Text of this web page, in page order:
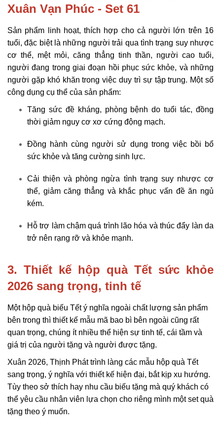
Xuân Vạn Phúc - Set 61
Sản phẩm linh hoạt, thích hợp cho cả người lớn trên 16
tuổi, đặc biệt là những người trải qua tình trạng suy nhược
cơ thể, mệt mỏi, căng thẳng tinh thần, người cao tuổi,
người đang trong giai đoạn hồi phục sức khỏe, và những
người gặp khó khăn trong việc duy trì sự tập trung. Một số
công dụng cụ thể của sản phẩm:
Tăng sức đề kháng, phòng bệnh do tuổi tác, đồng
thời giảm nguy cơ xơ cứng động mạch.
Đồng hành cùng người sử dụng trong việc bồi bổ
sức khỏe và tăng cường sinh lực.
Cải thiện và phòng ngừa tình trạng suy nhược cơ
thể, giảm căng thẳng và khắc phục vấn đề ăn ngủ
kém.
Hỗ trợ làm chậm quá trình lão hóa và thúc đẩy làn da
trở nên rạng rỡ và khỏe mạnh.
3. Thiết kế hộp quà Tết sức khỏe
2026 sang trọng, tinh tế
Một hộp quà biếu Tết ý nghĩa ngoài chất lượng sản phẩm
bên trong thì thiết kế mẫu mã bao bì bên ngoài cũng rất
quan trọng, chúng ít nhiều thể hiện sự tinh tế, cái tầm và
giá trị của người tặng và người được tặng.
Xuân 2026, Thịnh Phát trình làng các mẫu hộp quà Tết
sang trọng, ý nghĩa với thiết kế hiện đại, bắt kịp xu hướng.
Tùy theo sở thích hay nhu cầu biếu tặng mà quý khách có
thể yêu cầu nhân viên lựa chọn cho riêng mình một set quà
tặng theo ý muốn.